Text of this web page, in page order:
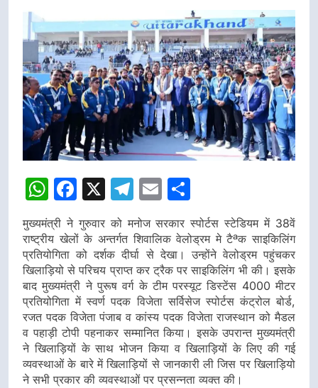
WhatsApp
Facebook
X Telegram
Email
मुख्यमंत्री ने गुरुवार को मनोज सरकार स्पोर्टस स्टेडियम में 38वें
राष्ट्रीय खेलों के अन्तर्गत शिवालिक वेलोड्रम मे टैªक साइकिलिंग
प्रतियोगिता को दर्शक दीर्घा से देखा। उन्होंने वेलोड्रम पहुंचकर
खिलाड़ियो से परिचय प्राप्त कर ट्रैक पर साइकिलिंग भी की। इसके
बाद मुख्यमंत्री ने पुरूष वर्ग के टीम परस्यूट डिस्टेंस 4000 मीटर
प्रतियोगिता में स्वर्ण पदक विजेता सर्विसेज स्पोर्टस कंट्रोल बोर्ड,
रजत पदक विजेता पंजाब व कांस्य पदक विजेता राजस्थान को मैडल
व पहाड़ी टोपी पहनाकर सम्मानित किया। इसके उपरान्त मुख्यमंत्री
ने खिलाड़ियों के साथ भोजन किया व खिलाड़ियों के लिए की गई
व्यवस्थाओं के बारे में खिलाड़ियों से जानकारी ली जिस पर खिलाड़ियो
ने सभी प्रकार की व्यवस्थाओं पर प्रसन्नता व्यक्त की।